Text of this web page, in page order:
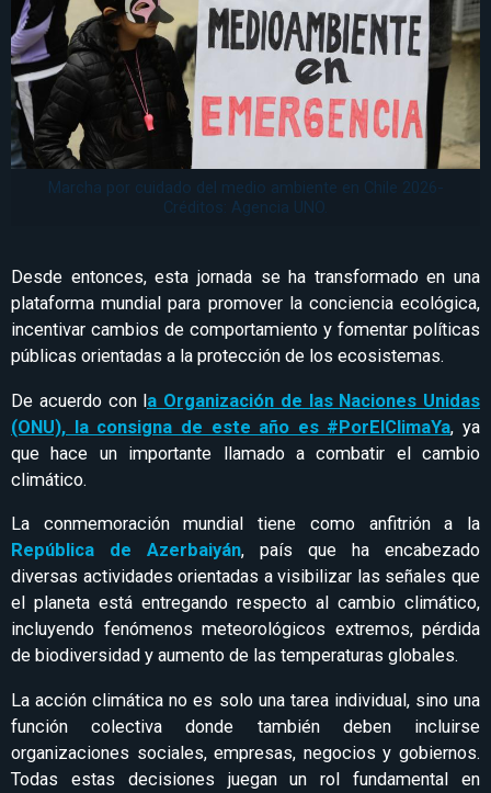
Marcha por cuidado del medio ambiente en Chile 2026-
Créditos: Agencia UNO.
Desde entonces, esta jornada se ha transformado en una
plataforma mundial para promover la conciencia ecológica,
incentivar cambios de comportamiento y fomentar políticas
públicas orientadas a la protección de los ecosistemas.
De acuerdo con la Organización de las Naciones Unidas
(ONU), la consigna de este año es #PorElClimaYa, ya
que hace un importante llamado a combatir el cambio
climático.
La conmemoración mundial tiene como anfitrión a la
República de Azerbaiyán, país que ha encabezado
diversas actividades orientadas a visibilizar las señales que
el planeta está entregando respecto al cambio climático,
incluyendo fenómenos meteorológicos extremos, pérdida
de biodiversidad y aumento de las temperaturas globales.
La acción climática no es solo una tarea individual, sino una
función colectiva donde también deben incluirse
organizaciones sociales, empresas, negocios y gobiernos.
Todas estas decisiones juegan un rol fundamental en